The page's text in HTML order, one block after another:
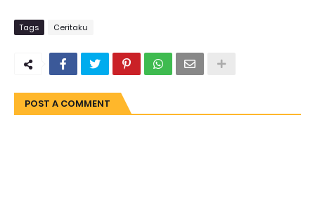
Tags Ceritaku
POST A COMMENT